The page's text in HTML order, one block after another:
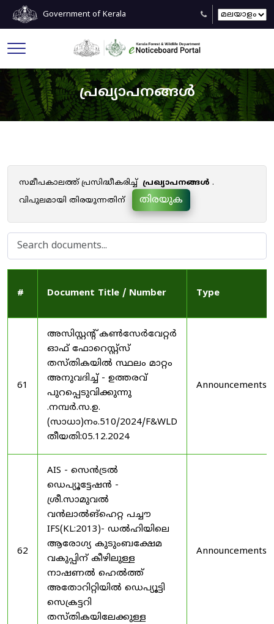
Government of Kerala
പ്രഖ്യാപനങ്ങൾ
സമീപകാലത്ത് പ്രസിദ്ധീകരിച്ച് പ്രഖ്യാപനങ്ങൾ .
വിപുലമായി തിരയുന്നതിന്
തിരയുക
# Document Title / Number Type
61
അസിസ്റ്റന്റ് കൺസേർവേറ്റർ
ഓഫ് ഫോറെസ്റ്റ്സ്
തസ്തികയിൽ സ്ഥലം മാറ്റം
അനുവദിച്ച് - ഉത്തരവ്
പുറപ്പെടുവിക്കുന്നു
.നമ്പർ.സ.ഉ.
(സാധാ)നം.510/2024/F&WLD
തീയതി:05.12.2024
Announcements
62
AIS - സെൻട്രൽ
ഡെപ്യൂട്ടേഷൻ -
ശ്രീ.സാമുവൽ
വൻലാൽങ്‌ഹെറ്റ പച്ചൗ
IFS(KL:2013)- ഡൽഹിയിലെ
ആരോഗ്യ കുടുംബക്ഷേമ
വകുപ്പിന് കീഴിലുള്ള
നാഷണൽ ഹെൽത്ത്
അതോറിറ്റിയിൽ ഡെപ്യൂട്ടി
സെക്രട്ടറി
തസ്തികയിലേക്കുള്ള
Announcements